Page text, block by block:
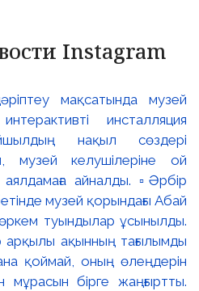
Instagram